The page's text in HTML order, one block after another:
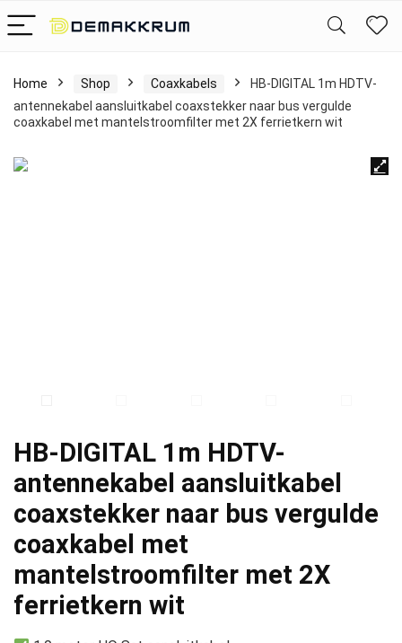
Home Shop Coaxkabels
HB-DIGITAL 1m HDTV-
antennekabel aansluitkabel coaxstekker naar bus vergulde
coaxkabel met mantelstroomfilter met 2X ferrietkern wit
HB-DIGITAL 1m HDTV-
antennekabel aansluitkabel
coaxstekker naar bus vergulde
coaxkabel met
mantelstroomfilter met 2X
ferrietkern wit